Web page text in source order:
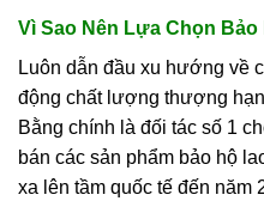
Vì Sao Nên Lựa Chọn
Luôn dẫn đầu xu hướng về
động chất lượng thượng
Bằng chính là đối tác số 1
bán các sản phẩm bảo hộ
xa lên tầm quốc tế đến năm